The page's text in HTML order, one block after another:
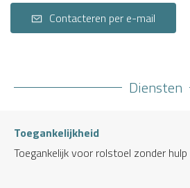
Contacteren per e-mail
Diensten
Toegankelijkheid
Toegankelijk voor rolstoel zonder hulp